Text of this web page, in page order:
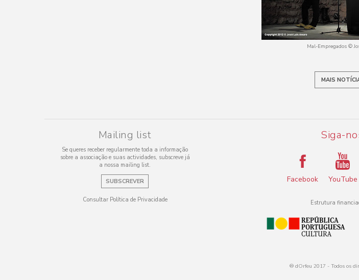
Mal-Empregados ©
MAIS
Mailing list
Se queres receber regularmente toda a informação
sobre a associação e suas actividades, subscreve já
a nossa mailing list.
SUBSCREVER
Consultar Política de Privacidade
Siga-
Facebook YouTube
Estrutura
® dOrfeu 2017 - Todos os